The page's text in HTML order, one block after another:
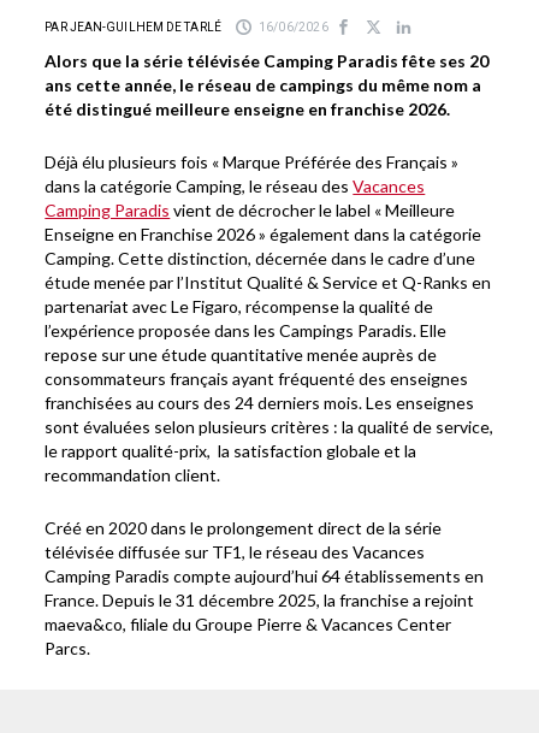
PAR JEAN-GUILHEM DE TARLÉ 16/06/2026
Alors que la série télévisée Camping Paradis fête ses 20
ans cette année, le réseau de campings du même nom a
été distingué meilleure enseigne en franchise 2026.
Déjà élu plusieurs fois « Marque Préférée des Français »
dans la catégorie Camping, le réseau desVacances
Camping Paradis vient de décrocher le label « Meilleure
Enseigne en Franchise 2026 » également dans la catégorie
Camping. Cette distinction, décernée dans le cadre d’une
étude menée par l’Institut Qualité & Service et Q-Ranks en
partenariat avec Le Figaro, récompense la qualité de
l’expérience proposée dans les Campings Paradis. Elle
repose sur une étude quantitative menée auprès de
consommateurs français ayant fréquenté des enseignes
franchisées au cours des 24 derniers mois. Les enseignes
sont évaluées selon plusieurs critères : la qualité de service,
le rapport qualité-prix, la satisfaction globale et la
recommandation client.
Créé en 2020 dans le prolongement direct de la série
télévisée diffusée sur TF1, le réseau des Vacances
Camping Paradis compte aujourd’hui 64 établissements en
France. Depuis le 31 décembre 2025, la franchise a rejoint
maeva&co, filiale du Groupe Pierre & Vacances Center
Parcs.